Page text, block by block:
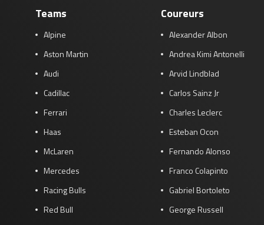
Race
zo 21:00 - 23:00
Kwalificatie
za 05:00 - 06:00
Race
zo 05:00 - 07:00
GP QATAR 2026 27 - 29 nov
Kwalificatie
za 19:00 - 20:00
Race
zo 14:00 - 16:00
Teams
Alpine
Aston Martin
Audi
Cadillac
Ferrari
Haas
McLaren
Mercedes
Racing Bulls
Red Bull
Coureurs
Alexander Albon
Andrea Kimi Antonelli
Arvid Lindblad
Carlos Sainz Jr
Charles Leclerc
Esteban Ocon
Fernando Alonso
Franco Colapinto
Gabriel Bortoleto
George Russell